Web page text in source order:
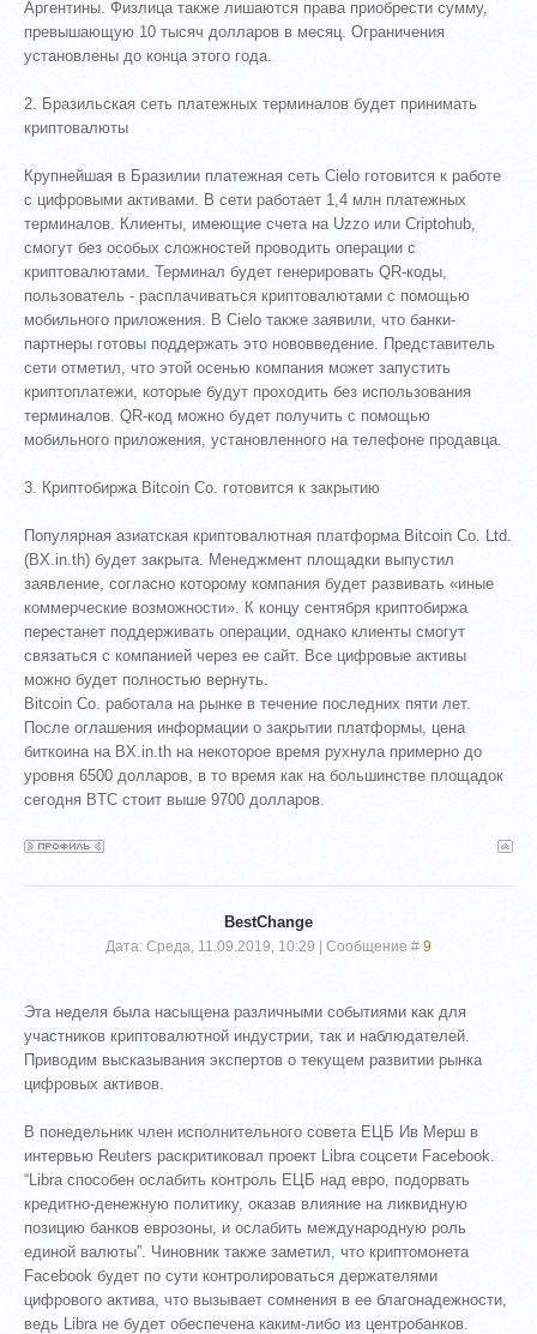
Аргентины. Физлица также лишаются права приобрести сумму,
превышающую 10 тысяч долларов в месяц. Ограничения
установлены до конца этого года.
2. Бразильская сеть платежных терминалов будет принимать
криптовалюты
Крупнейшая в Бразилии платежная сеть Cielo готовится к работе
с цифровыми активами. В сети работает 1,4 млн платежных
терминалов. Клиенты, имеющие счета на Uzzo или Criptohub,
смогут без особых сложностей проводить операции с
криптовалютами. Терминал будет генерировать QR-коды,
пользователь - расплачиваться криптовалютами с помощью
мобильного приложения. В Cielo также заявили, что банки-
партнеры готовы поддержать это нововведение. Представитель
сети отметил, что этой осенью компания может запустить
криптоплатежи, которые будут проходить без использования
терминалов. QR-код можно будет получить с помощью
мобильного приложения, установленного на телефоне продавца.
3. Криптобиржа Bitcoin Co. готовится к закрытию
Популярная азиатская криптовалютная платформа Bitcoin Co. Ltd.
(BX.in.th) будет закрыта. Менеджмент площадки выпустил
заявление, согласно которому компания будет развивать «иные
коммерческие возможности». К концу сентября криптобиржа
перестанет поддерживать операции, однако клиенты смогут
связаться с компанией через ее сайт. Все цифровые активы
можно будет полностью вернуть.
Bitcoin Co. работала на рынке в течение последних пяти лет.
После оглашения информации о закрытии платформы, цена
биткоина на BX.in.th на некоторое время рухнула примерно до
уровня 6500 долларов, в то время как на большинстве площадок
сегодня BTC стоит выше 9700 долларов.
BestChange
Дата: Среда, 11.09.2019, 10:29 | Сообщение # 9
Эта неделя была насыщена различными событиями как для
участников криптовалютной индустрии, так и наблюдателей.
Приводим высказывания экспертов о текущем развитии рынка
цифровых активов.
В понедельник член исполнительного совета ЕЦБ Ив Мерш в
интервью Reuters раскритиковал проект Libra соцсети Facebook.
“Libra способен ослабить контроль ЕЦБ над евро, подорвать
кредитно-денежную политику, оказав влияние на ликвидную
позицию банков еврозоны, и ослабить международную роль
единой валюты”. Чиновник также заметил, что криптомонета
Facebook будет по сути контролироваться держателями
цифрового актива, что вызывает сомнения в ее благонадежности,
ведь Libra не будет обеспечена каким-либо из центробанков.